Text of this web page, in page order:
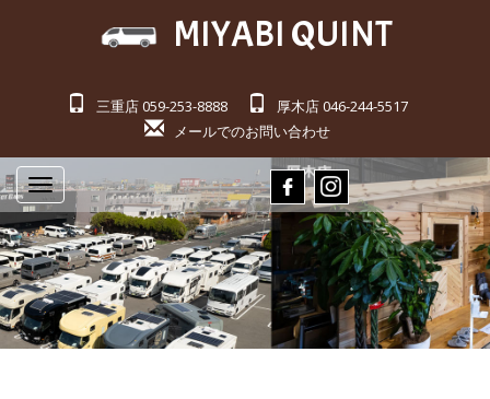
MIYABI QUINT
三重店 059-253-8888
厚木店 046-244-5517
メールでのお問い合わせ
Toggle
navigation